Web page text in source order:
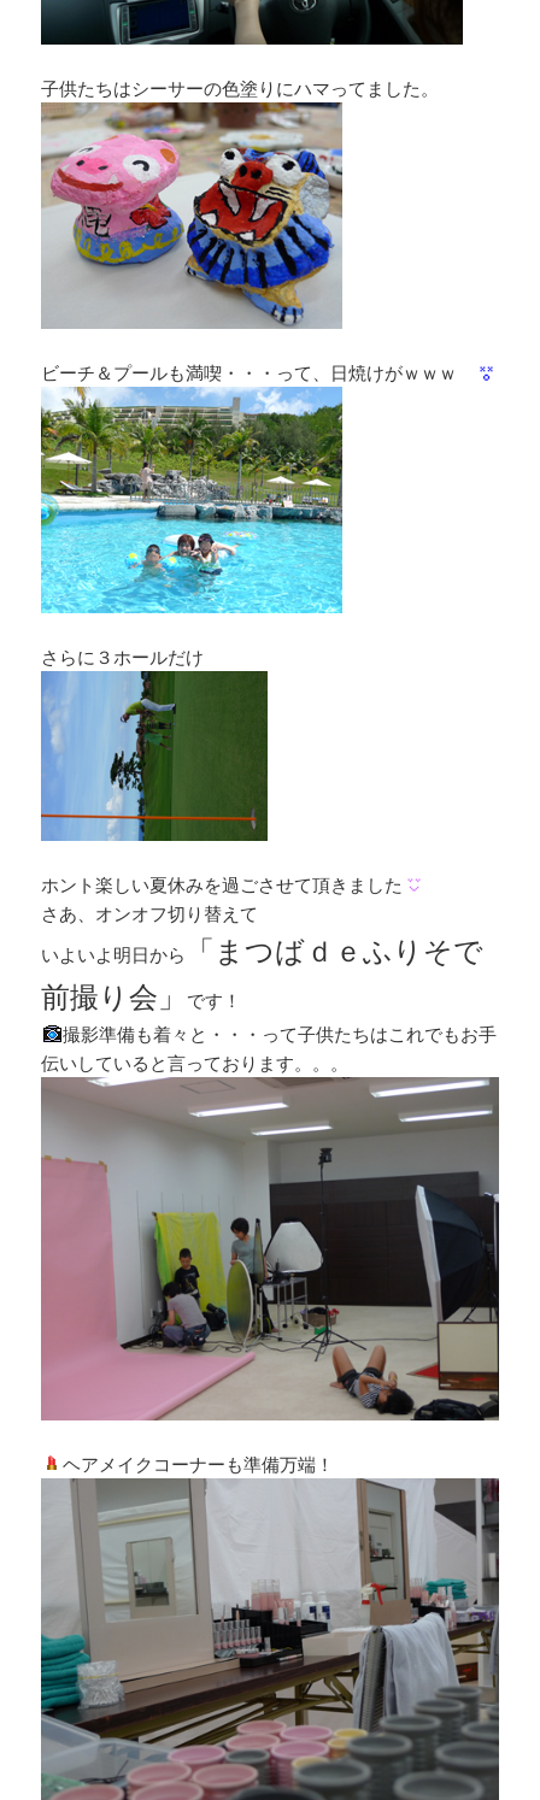
子供たちはシーサーの色塗りにハマってました。
ビーチ＆プールも満喫・・・って、日焼けがｗｗｗ
さらに３ホールだけ
ホント楽しい夏休みを過ごさせて頂きました
さあ、オンオフ切り替えて
いよいよ明日から
「まつばｄｅふりそで
前撮り会」
です！
撮影準備も着々と・・・って子供たちはこれでもお手
伝いしていると言っております。。。
ヘアメイクコーナーも準備万端！